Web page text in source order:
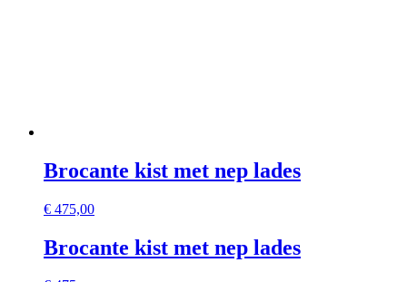
Brocante kist met nep lades
€ 475,00
Brocante kist met nep lades